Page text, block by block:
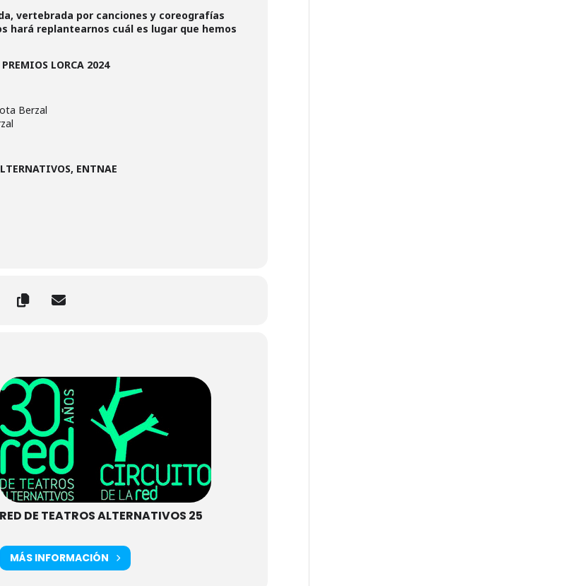
vertebrada por canciones y coreografías
hará replantearnos cuál es lugar que hemos
LORCA 2024
Berzal
ENTNAE
RED DE TEATROS ALTERNATIVOS 25
MÁS INFORMACIÓN